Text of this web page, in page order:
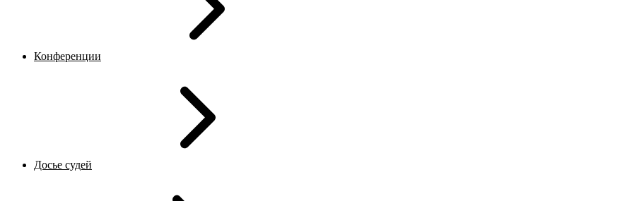
Конференции
Досье судей